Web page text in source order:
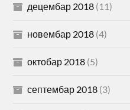
децембар 2018 (11)
новембар 2018 (4)
октобар 2018 (5)
септембар 2018 (3)